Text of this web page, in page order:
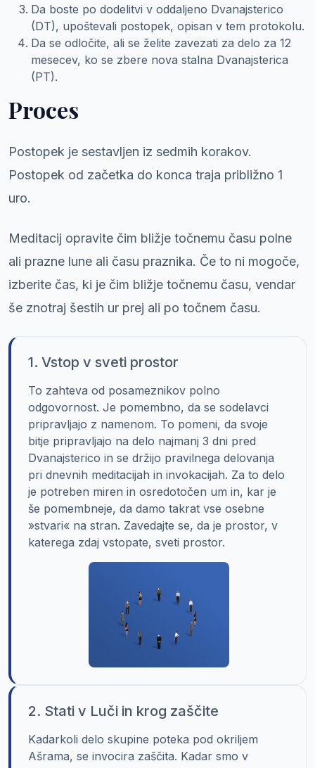
Da boste po dodelitvi v oddaljeno Dvanajsterico
(DT), upoštevali postopek, opisan v tem protokolu.
Da se odločite, ali se želite zavezati za delo za 12
mesecev, ko se zbere nova stalna Dvanajsterica
(PT).
Proces
Postopek je sestavljen iz sedmih korakov.
Postopek od začetka do konca traja približno 1
uro.
Meditacij opravite čim bližje točnemu času polne
ali prazne lune ali času praznika. Če to ni mogoče,
izberite čas, ki je čim bližje točnemu času, vendar
še znotraj šestih ur prej ali po točnem času.
1. Vstop v sveti prostor
To zahteva od posameznikov polno
odgovornost. Je pomembno, da se sodelavci
pripravljajo z namenom. To pomeni, da svoje
bitje pripravljajo na delo najmanj 3 dni pred
Dvanajsterico in se držijo pravilnega delovanja
pri dnevnih meditacijah in invokacijah. Za to delo
je potreben miren in osredotočen um in, kar je
še pomembneje, da damo takrat vse osebne
»stvari« na stran. Zavedajte se, da je prostor, v
katerega zdaj vstopate, sveti prostor.
2. Stati v Luči in krog zaščite
Kadarkoli delo skupine poteka pod okriljem
Ašrama, se invocira zaščita. Kadar smo v